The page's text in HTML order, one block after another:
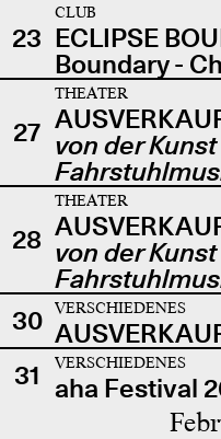
23
CLUB
ECLIPSE
Boundary -
27
THEATER
von der
28
THEATER
von der
30
VERSCHIEDENES
31
VERSCHIEDENES
aha Festival